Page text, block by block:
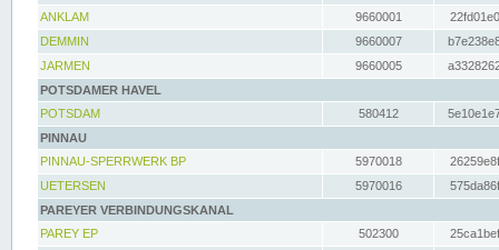
ANKLAM
9660001
DEMMIN
9660007
JARMEN
9660005
POTSDAMER HAVEL
POTSDAM
580412
PINNAU
PINNAU-SPERRWERK BP
5970018
UETERSEN
5970016
PAREYER VERBINDUNGSKANAL
PAREY EP
502300